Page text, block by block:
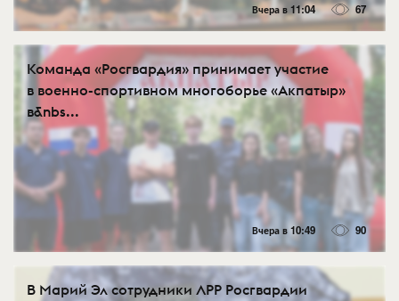
Вчера в 11:04 67
Команда «Росгвардия» принимает участие
в военно-спортивном многоборье «Акпатыр»
в&nbs...
Вчера в 10:49 90
В Марий Эл сотрудники ЛРР Росгвардии